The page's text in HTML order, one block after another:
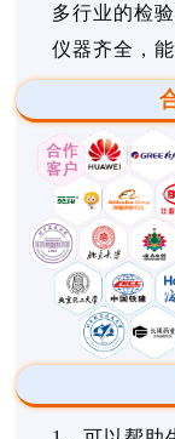
多行业的检
仪器齐全，